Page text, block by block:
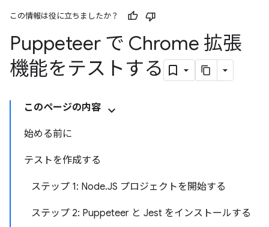
この情報は役に立ちましたか？
Puppeteer で Chrome 拡張
機能をテストする
このページの内容
始める前に
テストを作成する
ステップ 1: Node.JS プロジェクトを開始する
ステップ 2: Puppeteer と Jest をインストールする